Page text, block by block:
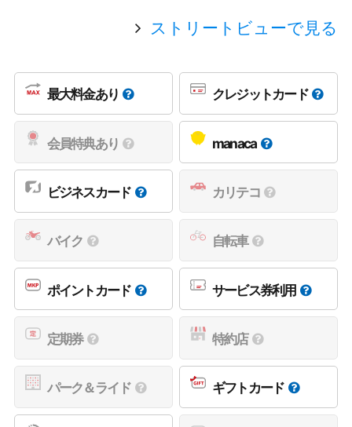
ストリートビューで見る
最大料金あり クレジットカード
会員特典あり manaca
ビジネスカード カリテコ
バイク 自転車
ポイントカード サービス券利用
定期券 特約店
パーク＆ライド ギフトカード